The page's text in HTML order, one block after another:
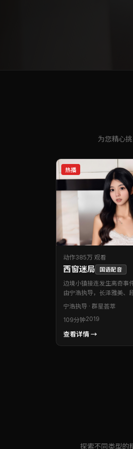
为您精心
热播
动作385万 观看
西窗迷局 国语配音
边境小镇接连发生离奇事
由宁浩执导，长泽雅美、
联袂出演。本片为中国台
点，也有静水流深的留白
与人物刻画的观众。
宁浩执导 · 群星荟萃
109分钟2019
查看详情 →
探索不同类型的